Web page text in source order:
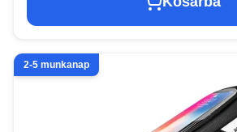
2-5 munkanap